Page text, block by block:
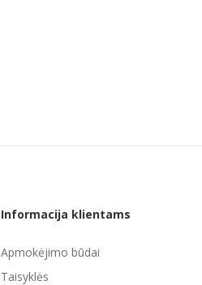
Informacija klientams
Apmokėjimo būdai
Taisyklės